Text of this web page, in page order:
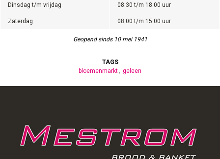
Dinsdag t/m vrijdag 08.30 t/m 18.00 uur
Zaterdag 08.00 t/m 15.00 uur
Geopend sinds 10 mei 1941
TAGS
bloemenmarkt
geleen